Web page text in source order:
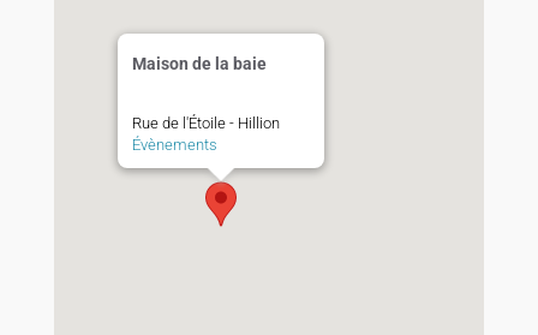
Maison de la baie
Rue de l'Étoile - Hillion
Évènements